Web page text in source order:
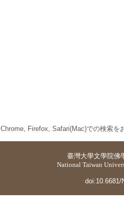
Chrome, Firefox, Safari(Mac)での検索を
臺灣大學文學院佛
National Taiwan
doi:10.6681/